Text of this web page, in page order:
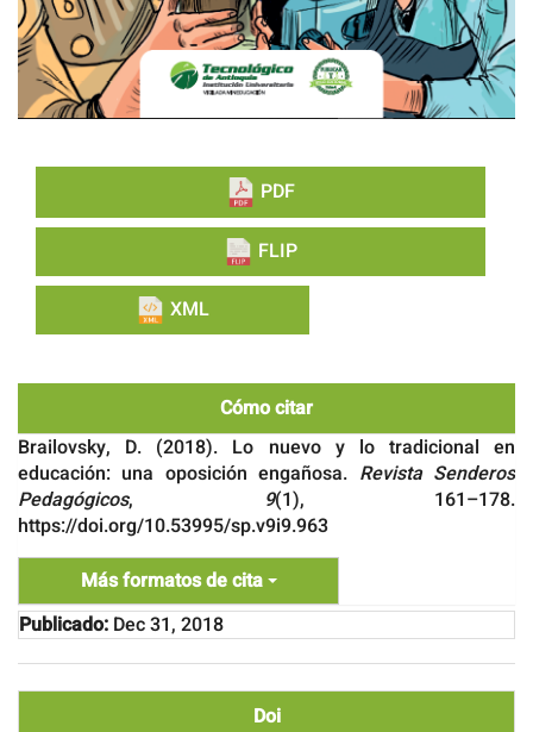
PDF
FLIP
XML
Cómo citar
Brailovsky, D. (2018). Lo nuevo y lo tradicional en
educación: una oposición engañosa. Revista Senderos
Pedagógicos, 9(1), 161–178.
https://doi.org/10.53995/sp.v9i9.963
Más formatos de cita
Publicado: Dec 31, 2018
Doi